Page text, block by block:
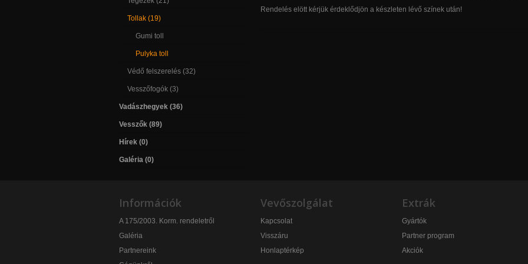
Tollak (19)
Gumi toll
Pulyka toll
Védő felszerelés (32)
Vesszőfogók (3)
Vadászhegyek (36)
Vesszők (89)
Hírek (0)
Galéria (0)
Rendelés elött kérjük érdeklődjön a készleten lévő színek után!
Információk
A 175/2003. Korm. rendeletről
Galéria
Partnereink
Vevőszolgálat
Kapcsolat
Visszáru
Honlaptérkép
Extrák
Gyártók
Partner program
Akciók